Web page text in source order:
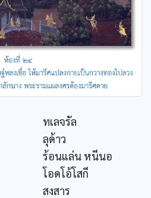
ทเลจรัล
ลุด้าว
ร้อนแล่น หนีนอ
โอดโอ้โสกี
สงสาร